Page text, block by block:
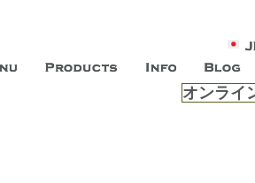
は、 内面から輝く美
ープン。お客様のもつ「自らしい美しさ」を
を提供する総合エステサロンです。
オンライ